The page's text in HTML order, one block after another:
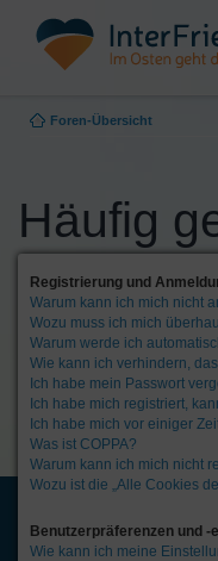
Foren-Übersicht
Häufig
Registrierung und
Warum kann ich mich nicht
Wozu muss ich mich
Warum werde ich
Wie kann ich verhindern,
Ich habe mein Passwort
Ich habe mich registriert,
Ich habe mich vor einiger
Was ist COPPA?
Warum kann ich mich nicht
Wozu ist die „Alle Cookies
Benutzerpräferenzen und -
Wie kann ich meine